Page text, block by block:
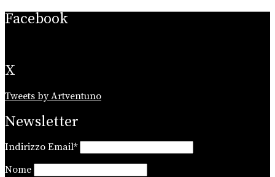
Facebook
X
Tweets by Artventuno
Newsletter
Indirizzo Email*
Nome